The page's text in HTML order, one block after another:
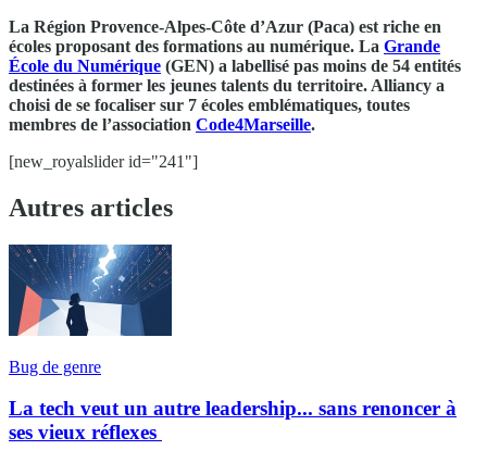
La Région Provence-Alpes-Côte d’Azur (Paca) est riche en
écoles proposant des formations au numérique. La Grande
École du Numérique (GEN) a labellisé pas moins de 54 entités
destinées à former les jeunes talents du territoire. Alliancy a
choisi de se focaliser sur 7 écoles emblématiques, toutes
membres de l’association Code4Marseille.
[new_royalslider id="241"]
Autres articles
Bug de genre
La tech veut un autre leadership... sans renoncer à
ses vieux réflexes